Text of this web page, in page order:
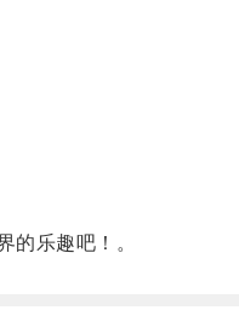
乐趣吧！。